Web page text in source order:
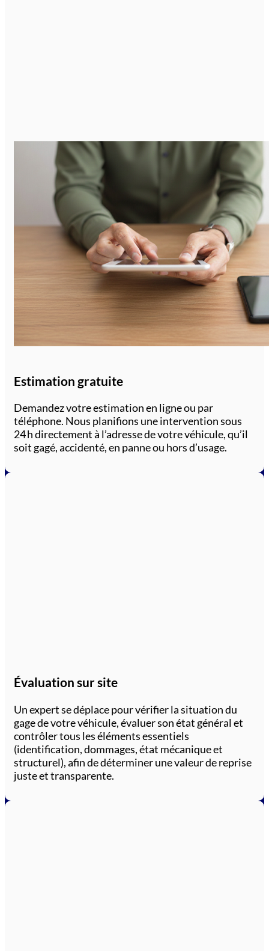
Estimation gratuite
Demandez votre estimation en ligne ou par
téléphone. Nous planifions une intervention sous
24 h directement à l’adresse de votre véhicule, qu’il
soit gagé, accidenté, en panne ou hors d’usage.
Évaluation sur site
Un expert se déplace pour vérifier la situation du
gage de votre véhicule, évaluer son état général et
contrôler tous les éléments essentiels
(identification, dommages, état mécanique et
structurel), afin de déterminer une valeur de reprise
juste et transparente.